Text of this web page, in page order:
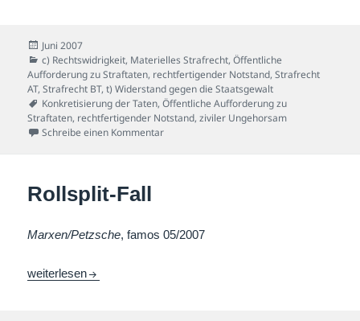
Veröffentlicht
am
Juni 2007
Kategorien
c) Rechtswidrigkeit, Materielles Strafrecht,Öffentliche
Aufforderung zu Straftaten, rechtfertigender Notstand,Strafrecht
AT,Strafrecht BT,t) Widerstand gegen die Staatsgewalt
Schlagwörter
Konkretisierung der Taten,Öffentliche Aufforderung zu
Straftaten, rechtfertigender Notstand,ziviler Ungehorsam
Schreibe einen Kommentarzu Genmais-Fall
Rollsplit-Fall
Marxen/Petzsche, famos 05/2007
Rollsplit-Fall
weiterlesen